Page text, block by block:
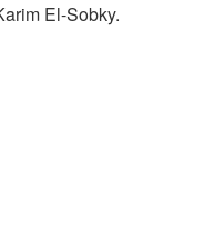
El-Sobky.